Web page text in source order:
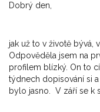
Dobrý den,
jak už to v životě bývá,
Odpověděla jsem na
profilem blízký. On to
týdnech dopisování si
bylo jasno. V září se k